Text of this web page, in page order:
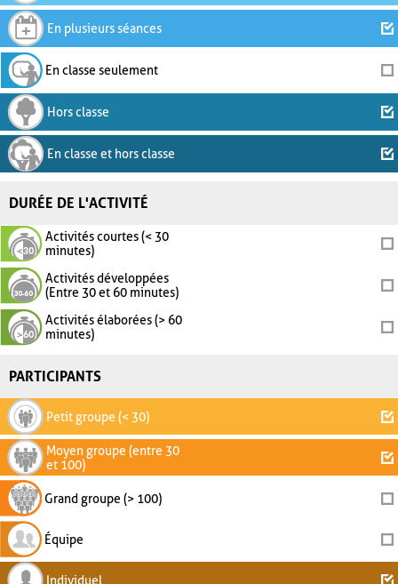
En plusieurs séances
En classe seulement
Hors classe
En classe et hors classe
DURÉE DE L'ACTIVITÉ
Activités courtes (< 30
minutes)
Activités développées
(Entre 30 et 60 minutes)
Activités élaborées (> 60
minutes)
PARTICIPANTS
Petit groupe (< 30)
Moyen groupe (entre 30
et 100)
Grand groupe (> 100)
Équipe
Individuel